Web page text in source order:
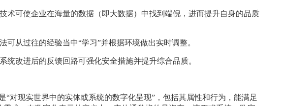
技术可使企业在海量的数据（即大数据）中找到端倪，进而提升自身的品质
可从过往的经验当中“学习”并根据环境做出实时调整。
统改进后的反馈回路可强化安全措施并提升综合品质。
“对现实世界中的实体或系统的数字化呈现”，包括其属性和行为，能满足